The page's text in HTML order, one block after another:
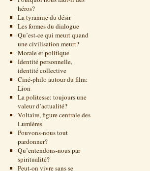
héros?
La tyrannie du désir
Les formes du dialogue
Qu’est-ce qui meurt quand
une civilisation meurt?
Morale et politique
Identité personnelle,
identité collective
Ciné-philo autour du film:
Lion
La politesse: toujours une
valeur d’actualité?
Voltaire, figure centrale des
Lumières
Pouvons-nous tout
pardonner?
Qu’entendons-nous par
spiritualité?
Peut-on vivre sans se